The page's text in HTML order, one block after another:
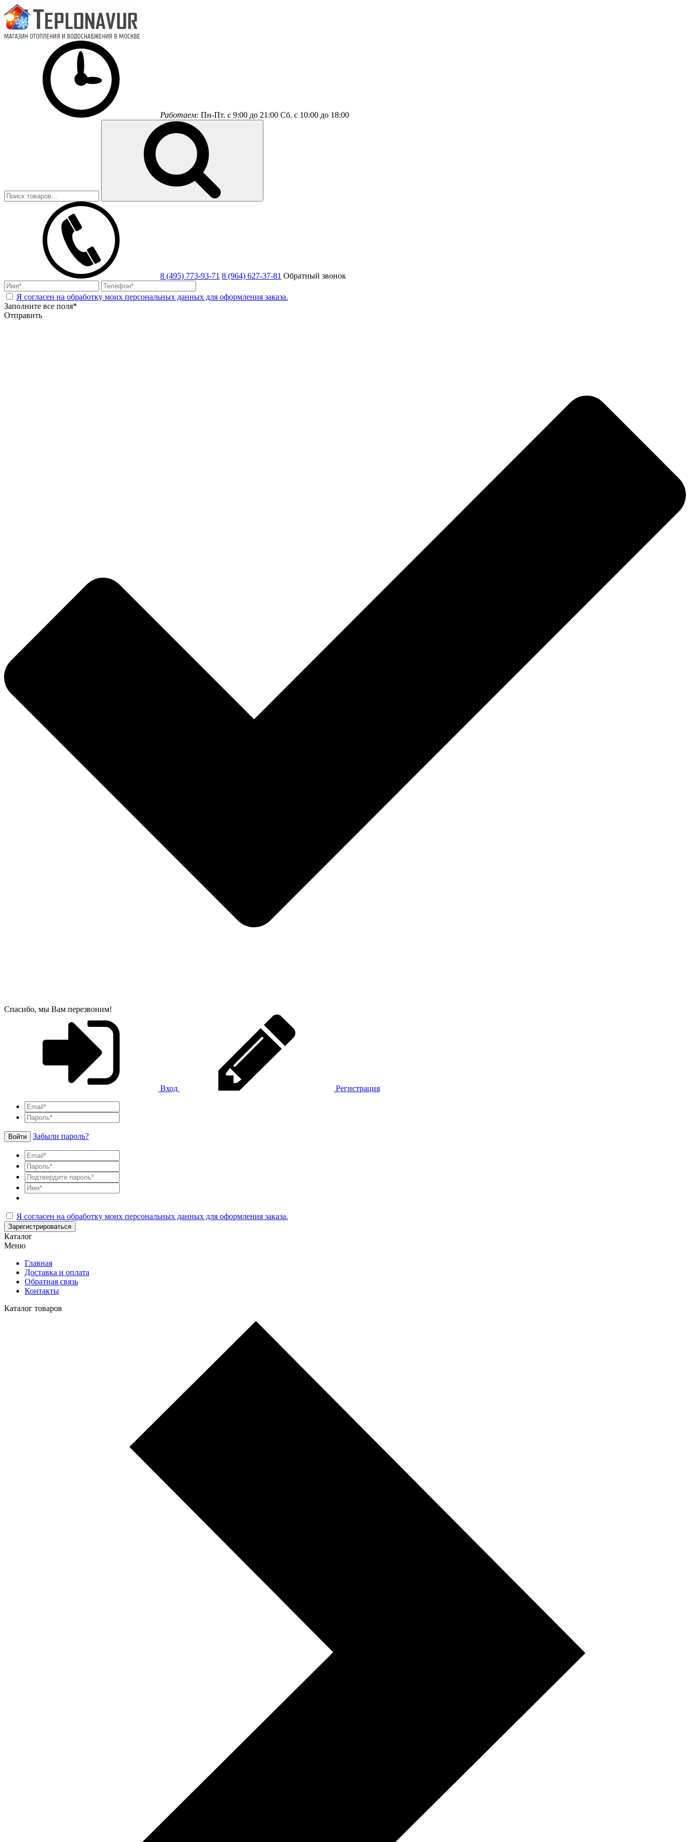
Работаем: Пн-Пт. с 9:00 до 21:00 Сб. с 10:00 до 18:00
8 (495) 773-93-71 8 (964) 627-37-81 Обратный звонок
Я согласен на обработку моих персональных данных для оформления заказа.
Заполните все поля*
Отправить
Спасибо, мы Вам перезвоним!
Вход Регистрация
Войти Забыли пароль?
Я согласен на обработку моих персональных данных для оформления заказа.
Зарегистрироваться
Каталог
Меню
Главная
Доставка и оплата
Обратная связь
Контакты
Каталог товаров